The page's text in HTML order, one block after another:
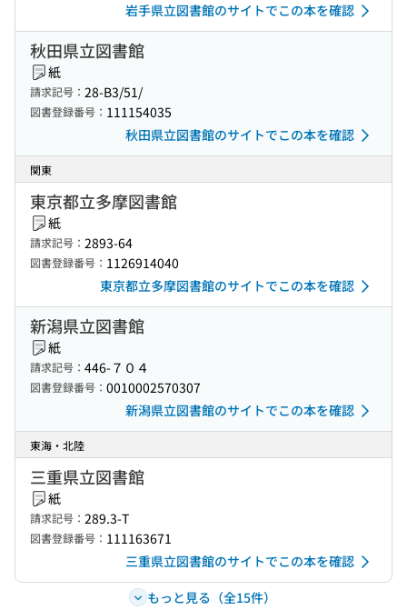
岩手県立図書館のサイトでこの本を確認
秋田県立図書館
紙
請求記号： 28-B3/51/
図書登録番号： 111154035
秋田県立図書館のサイトでこの本を確認
関東
東京都立多摩図書館
紙
請求記号： 2893-64
図書登録番号： 1126914040
東京都立多摩図書館のサイトでこの本を確認
新潟県立図書館
紙
請求記号： 446-７０４
図書登録番号： 0010002570307
新潟県立図書館のサイトでこの本を確認
東海・北陸
三重県立図書館
紙
請求記号： 289.3-T
図書登録番号： 111163671
三重県立図書館のサイトでこの本を確認
もっと見る（全15件）